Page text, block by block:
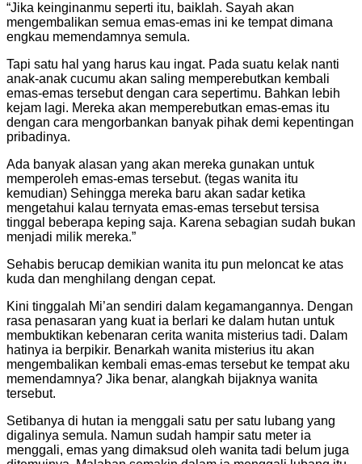
“Jika keinginanmu seperti itu, baiklah. Sayah akan
mengembalikan semua emas-emas ini ke tempat dimana
engkau memendamnya semula.
Tapi satu hal yang harus kau ingat. Pada suatu kelak nanti
anak-anak cucumu akan saling memperebutkan kembali
emas-emas tersebut dengan cara sepertimu. Bahkan lebih
kejam lagi. Mereka akan memperebutkan emas-emas itu
dengan cara mengorbankan banyak pihak demi kepentingan
pribadinya.
Ada banyak alasan yang akan mereka gunakan untuk
memperoleh emas-emas tersebut. (tegas wanita itu
kemudian) Sehingga mereka baru akan sadar ketika
mengetahui kalau ternyata emas-emas tersebut tersisa
tinggal beberapa keping saja. Karena sebagian sudah bukan
menjadi milik mereka.”
Sehabis berucap demikian wanita itu pun meloncat ke atas
kuda dan menghilang dengan cepat.
Kini tinggalah Mi’an sendiri dalam kegamangannya. Dengan
rasa penasaran yang kuat ia berlari ke dalam hutan untuk
membuktikan kebenaran cerita wanita misterius tadi. Dalam
hatinya ia berpikir. Benarkah wanita misterius itu akan
mengembalikan kembali emas-emas tersebut ke tempat aku
memendamnya? Jika benar, alangkah bijaknya wanita
tersebut.
Setibanya di hutan ia menggali satu per satu lubang yang
digalinya semula. Namun sudah hampir satu meter ia
menggali, emas yang dimaksud oleh wanita tadi belum juga